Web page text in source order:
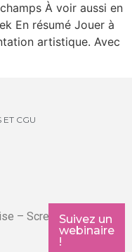
Suivez un
webinaire
!
À voir aussi en
En résumé Jouer à
artistique. Avec
ET CGU
– Screenkids